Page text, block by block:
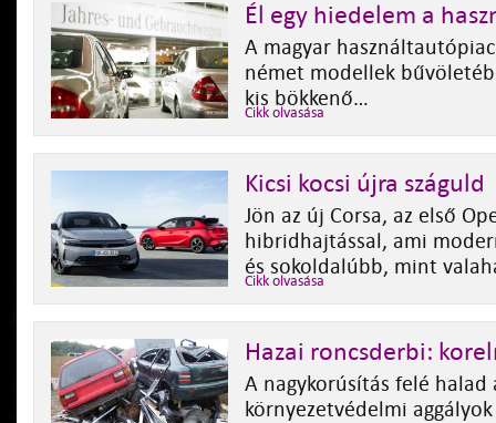
Él egy hiedelem a
A magyar
német modellek
kis bökkenő…
Cikk olvasása
Kicsi kocsi újra száguld
Jön az új Corsa, az első
hibridhajtással, ami
és sokoldalúbb, mint
Cikk olvasása
Hazai roncsderbi:
A nagykorúsítás felé halad
környezetvédelmi